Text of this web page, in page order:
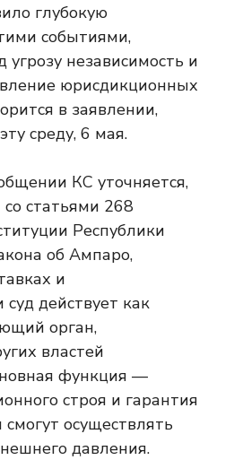
глубокую
событиями,
угрозу независимость и
юрисдикционных
в заявлении,
среду, 6 мая.
КС уточняется,
со статьями 268
Республики
об Ампаро,
и
суд действует как
орган,
властей
функция —
строя и гарантия
осуществлять
давления.